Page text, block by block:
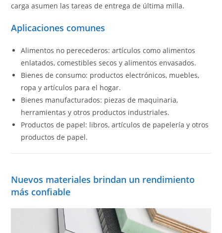
carga asumen las tareas de entrega de última milla.
Aplicaciones comunes
Alimentos no perecederos: artículos como alimentos
enlatados, comestibles secos y alimentos envasados.
Bienes de consumo: productos electrónicos, muebles,
ropa y artículos para el hogar.
Bienes manufacturados: piezas de maquinaria,
herramientas y otros productos industriales.
Productos de papel: libros, artículos de papelería y otros
productos de papel.
Nuevos materiales brindan un rendimiento
más confiable